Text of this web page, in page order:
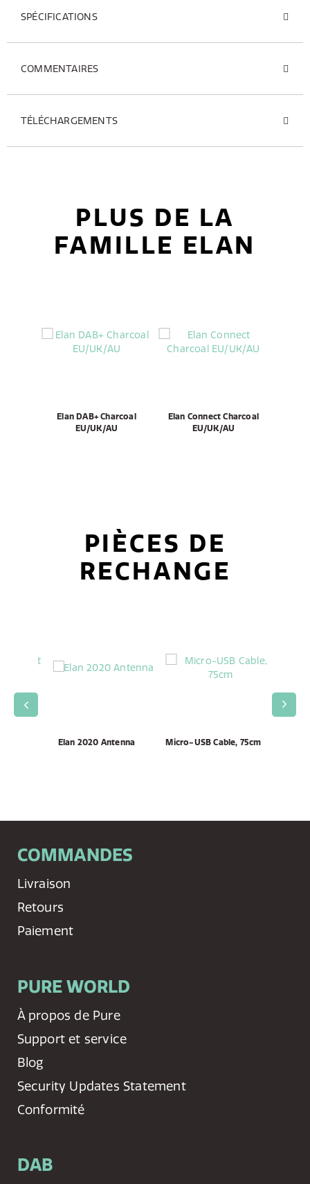
SPÉCIFICATIONS
COMMENTAIRES
TÉLÉCHARGEMENTS
PLUS DE LA
FAMILLE ELAN
Elan DAB+ Charcoal
EU/UK/AU
Elan Connect Charcoal
EU/UK/AU
PIÈCES DE
RECHANGE
Elan 2020 Antenna
Micro-USB Cable, 75cm
COMMANDES
Livraison
Retours
Paiement
PURE WORLD
À propos de Pure
Support et service
Blog
Security Updates Statement
Conformité
DAB